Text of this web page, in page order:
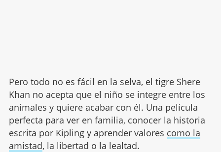
Pero todo no es fácil en la selva, el tigre Shere
Khan no acepta que el niño se integre entre los
animales y quiere acabar con él. Una película
perfecta para ver en familia, conocer la historia
escrita por Kipling y aprender valores como la
amistad, la libertad o la lealtad.